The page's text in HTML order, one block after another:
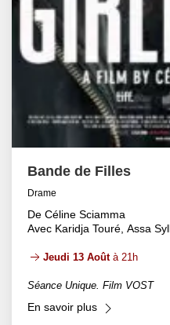
Bande de Filles
Drame
De Céline Sciamma
Avec Karidja Touré, Assa
Jeudi 13 Aoûtà 21h
Séance Unique. Film VOST
En savoir plus